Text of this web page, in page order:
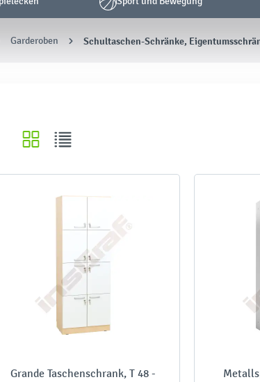
Garderoben Schultaschen-Schränke,
Grande Taschenschrank, T 48 -